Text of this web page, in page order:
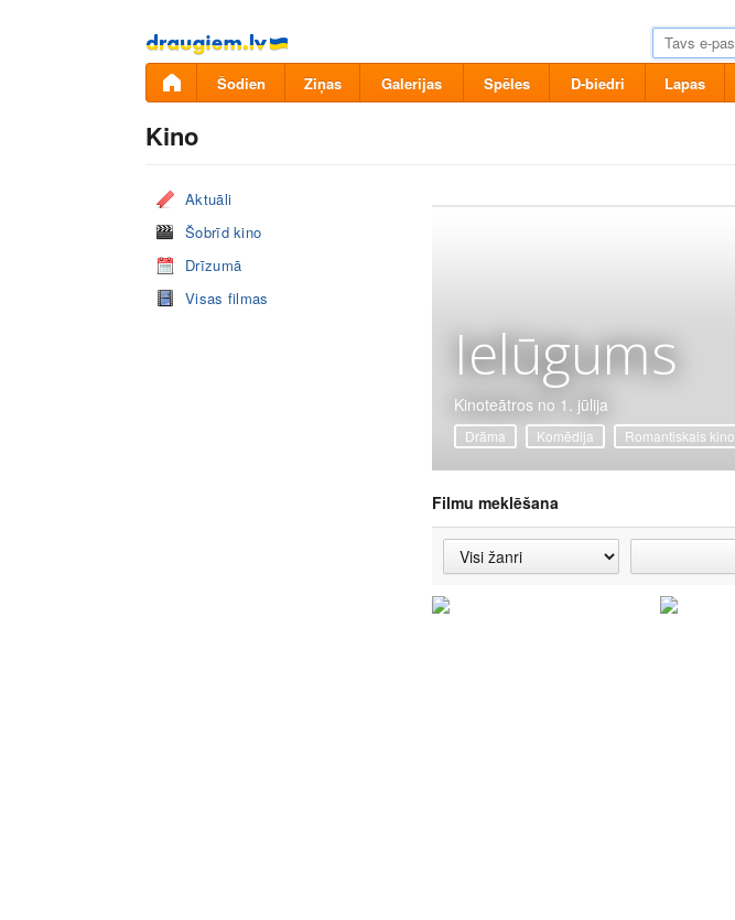
Pāriet
uz
saturu
Šodien Ziņas Galerijas Spēles D-biedri Lapas
Kino
Aktuāli
Šobrīd kino
Drīzumā
Visas filmas
Ielūgums
Kinoteātros no 1. jūlija
Drāma Komēdija Romantiskais kino
Filmu meklēšana